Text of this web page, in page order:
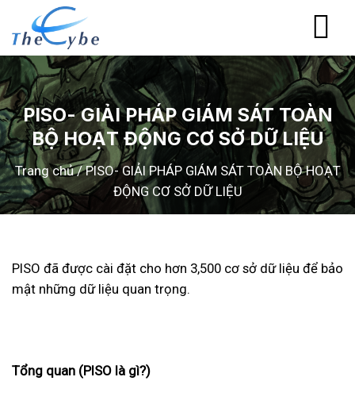
PISO- GIẢI PHÁP GIÁM SÁT TOÀN
BỘ HOẠT ĐỘNG CƠ SỞ DỮ LIỆU
Trang chủ/PISO- GIẢI PHÁP GIÁM SÁT TOÀN BỘ HOẠT
ĐỘNG CƠ SỞ DỮ LIỆU
PISO đã được cài đặt cho hơn 3,500 cơ sở dữ liệu để bảo
mật những dữ liệu quan trọng.
Tổng quan (PISO là gì?)